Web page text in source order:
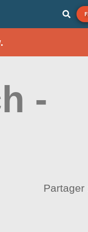
-
Partager